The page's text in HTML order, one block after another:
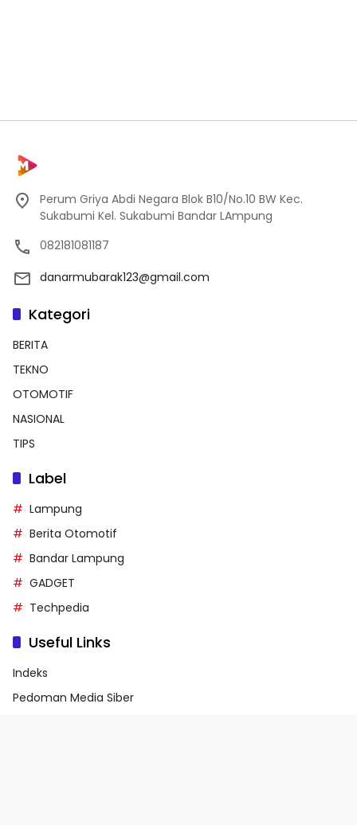
Perum Griya Abdi Negara Blok B10/No.10 BW Kec.
Sukabumi Kel. Sukabumi Bandar LAmpung
082181081187
danarmubarak123@gmail.com
Kategori
BERITA
TEKNO
OTOMOTIF
NASIONAL
TIPS
Label
Lampung
Berita Otomotif
Bandar Lampung
GADGET
Techpedia
Useful Links
Indeks
Pedoman Media Siber